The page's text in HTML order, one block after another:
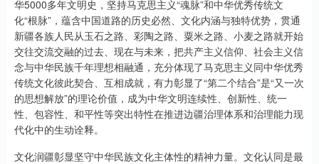
华5000多年文明史，坚持马克思主义“魂脉”和中华优秀传统文
化“根脉”，蕴含中国道路的历史必然、文化内涵与独特优势，贯通
新疆各族人民从玉石之路、彩陶之路、粟米之路、小麦之路就开始
交往交流交融的过去、现在与未来，把共产主义信仰、社会主义信
念与中华民族千年理想相融通，充分体现了马克思主义同中华优秀
传统文化彼此契合、互相成就，有力彰显了“第二个结合”是“又一次
的思想解放”的理论价值，成为中华文明连续性、创新性、统一
性、包容性、和平性等突出特性在推进边疆治理体系和治理能力现
代化中的生动诠释。
文化润疆彰显坚守中华民族文化主体性的精神力量。文化认同是最